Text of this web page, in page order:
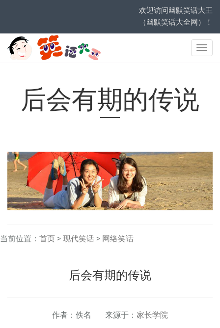
欢迎访问幽默笑话大王
（幽默笑话大全网）！
网
后会有期的传说
当前位置： 首页>现代笑话>网络笑话
后会有期的传说
作者：佚名 来源于： 家长学院